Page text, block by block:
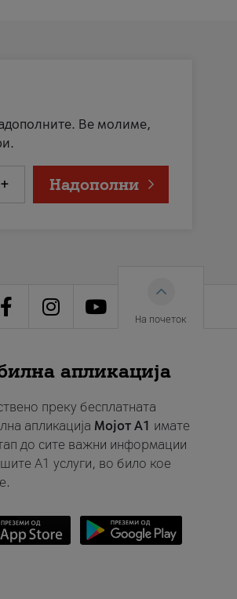
Ве молиме,
+ Надополни
На почеток
апликација
преку бесплатната
апликација Мојот A1 имате
до сите важни информации
A1 услуги, во било кое